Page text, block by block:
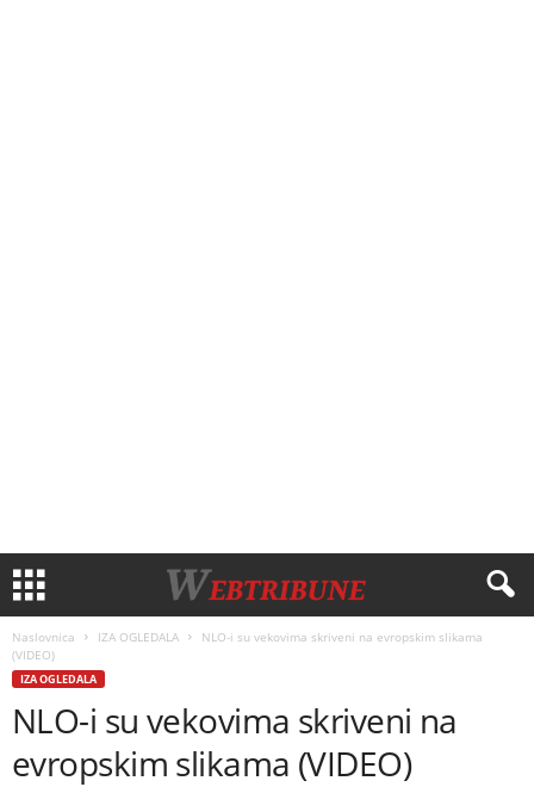
Naslovnica IZA OGLEDALA
NLO-i su vekovima skriveni na evropskim slikama
(VIDEO)
IZA OGLEDALA
NLO-i su vekovima skriveni na
evropskim slikama (VIDEO)